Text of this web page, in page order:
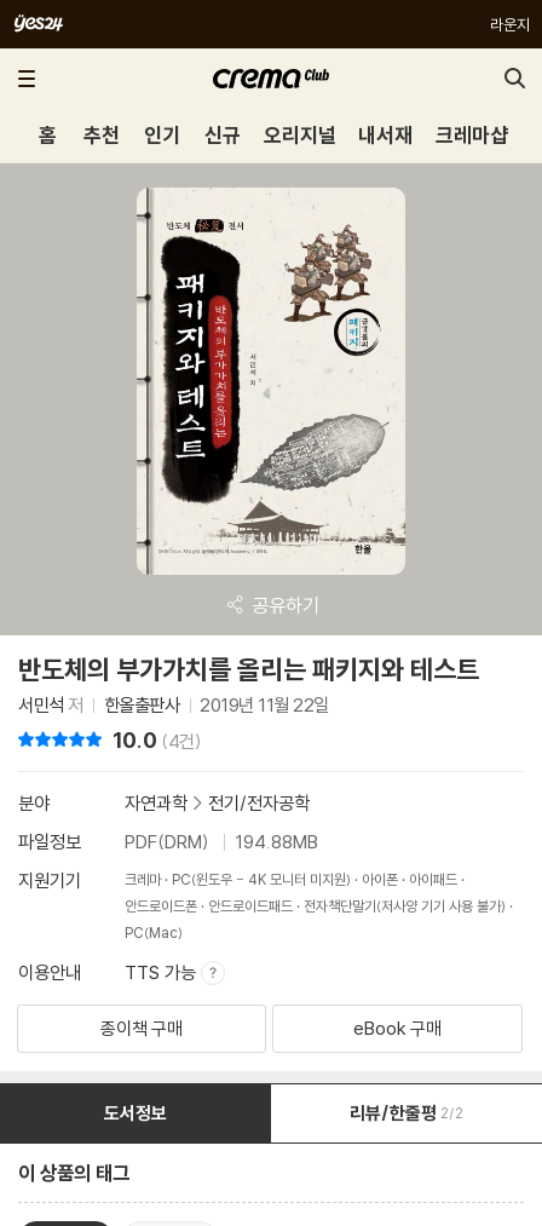
라운지
홈 추천 인기 신규 오리지널 내서재 크레마샵
공유하기
반도체의 부가가치를 올리는 패키지와 테스트
서민석 저 한올출판사 2019년 11월 22일
10.0 (4건)
분야 자연과학 > 전기/전자공학
파일정보
PDF(DRM)
194.88MB
지원기기
크레마 PC(윈도우 - 4K 모니터 미지원) 아이폰
아이패드
안드로이드폰
안드로이드패드
전자책단말기(저사양 기기 사용 불가)
PC(Mac)
이용안내 TTS 가능
종이책 구매 eBook 구매
도서정보 리뷰/한줄평 2/2
이 상품의 태그